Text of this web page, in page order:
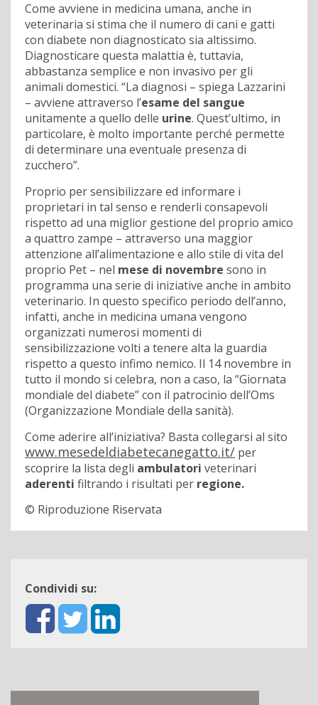
Come avviene in medicina umana, anche in
veterinaria si stima che il numero di cani e gatti
con diabete non diagnosticato sia altissimo.
Diagnosticare questa malattia è, tuttavia,
abbastanza semplice e non invasivo per gli
animali domestici. “La diagnosi – spiega Lazzarini
– avviene attraverso l’esame del sangue
unitamente a quello delle urine. Quest’ultimo, in
particolare, è molto importante perché permette
di determinare una eventuale presenza di
zucchero”.
Proprio per sensibilizzare ed informare i
proprietari in tal senso e renderli consapevoli
rispetto ad una miglior gestione del proprio amico
a quattro zampe – attraverso una maggior
attenzione all’alimentazione e allo stile di vita del
proprio Pet – nel mese di novembre sono in
programma una serie di iniziative anche in ambito
veterinario. In questo specifico periodo dell’anno,
infatti, anche in medicina umana vengono
organizzati numerosi momenti di
sensibilizzazione volti a tenere alta la guardia
rispetto a questo infimo nemico. Il 14 novembre in
tutto il mondo si celebra, non a caso, la “Giornata
mondiale del diabete” con il patrocinio dell’Oms
(Organizzazione Mondiale della sanità).
Come aderire all’iniziativa? Basta collegarsi al sito
www.mesedeldiabetecanegatto.it/ per
scoprire la lista degli ambulatori veterinari
aderenti filtrando i risultati per regione.
© Riproduzione Riservata
Condividi su: